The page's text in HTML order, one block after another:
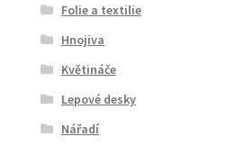
Folie a textilie
Hnojiva
Květináče
Lepové desky
Nářadí